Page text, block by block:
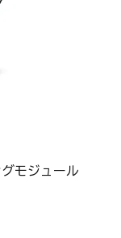
モジュール